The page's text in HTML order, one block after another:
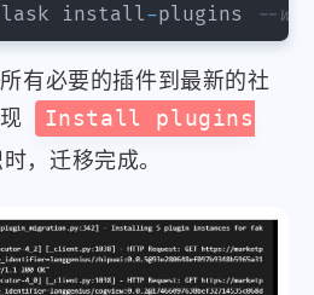
install-plugins --
有必要的插件到最新的社
Install plugins
，迁移完成。